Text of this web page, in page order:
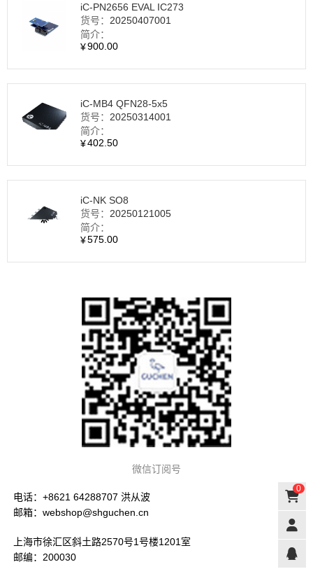
iC-PN2656 EVAL IC273
货号： 20250407001
简介：
¥900.00
iC-MB4 QFN28‑5x5
货号： 20250314001
简介：
¥402.50
iC-NK SO8
货号： 20250121005
简介：
¥575.00
微信订阅号
电话：+8621 64288707 洪从波
邮箱：webshop@shguchen.cn
上海市徐汇区斜土路2570号1号楼1201室
邮编：200030
0